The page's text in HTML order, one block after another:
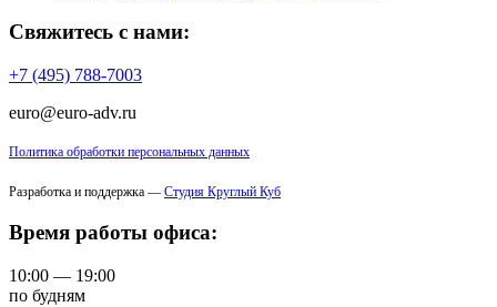
Свяжитесь с нами:
+7 (495) 788-7003
euro@euro-adv.ru
Политика обработки персональных данных
Разработка и поддержка — Студия Круглый Куб
Время работы офиса:
10:00 — 19:00
по будням